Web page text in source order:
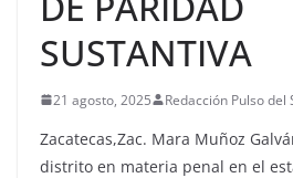
SUSTANTIVA
21 agosto, 2025 Redacción Pulso del
Zacatecas,Zac. Mara Muñoz
distrito en materia penal en el